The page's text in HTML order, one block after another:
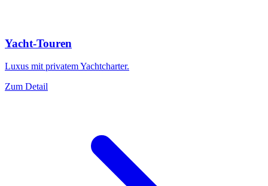
Yacht-Touren
Luxus mit privatem Yachtcharter.
Zum Detail